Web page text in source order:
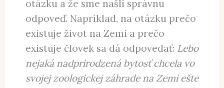
To, že sa vieme pýtať PREČO a vieme
dokonca nájsť na takú otázku aj
odpoveď, ale naozaj nemusí
znamenať, že máme dobre položenú
otázku a že sme našli správnu
odpoveď. Napríklad, na otázku prečo